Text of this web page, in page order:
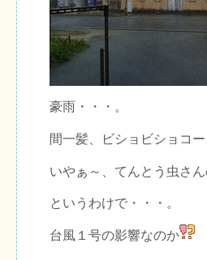
豪雨・・・。
間一髪、ビショビショコ
いやぁ～、てんとう虫さ
というわけで・・・。
台風１号の影響なのか